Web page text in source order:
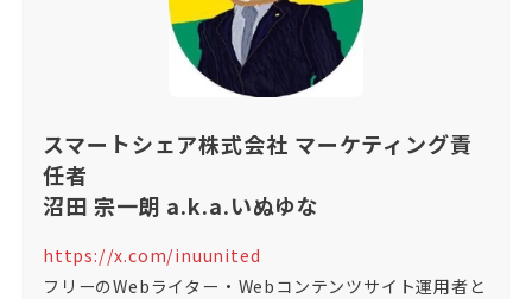
スマートシェア株式会社 マーケティング責
任者
沼田 宗一朗 a.k.a.いぬゆな
https://x.com/inuunited
フリーのWebライター・Webコンテンツサイト運用者と